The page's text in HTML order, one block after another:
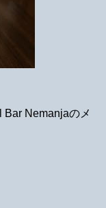
Bar Nemanjaのメ